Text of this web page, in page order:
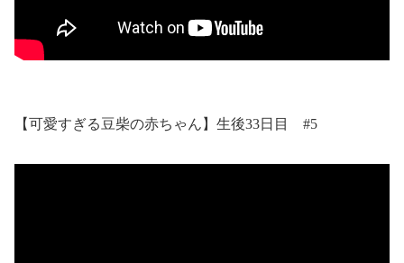
【可愛すぎる豆柴の赤ちゃん】生後33日目 #5